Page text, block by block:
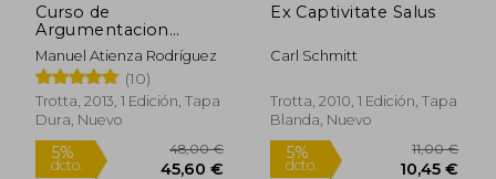
Rápido
Curso de
Argumentacion
Juridica
Manuel Atienza Rodríguez
(10)
Trotta, 2013, 1 Edición, Tapa
Dura, Nuevo
Ex Captivitate Salus
Carl Schmitt
Trotta, 2010, 1 Edición, Tapa
Blanda, Nuevo